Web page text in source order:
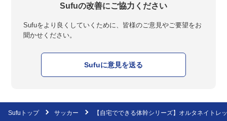
Sufuの改善にご協力ください
Sufuをより良くしていくために、皆様のご意見やご要望をお
聞かせください。
Sufuに意見を送る
Sufuトップ サッカー 【自宅でできる体幹シリーズ】オルタネイトレ